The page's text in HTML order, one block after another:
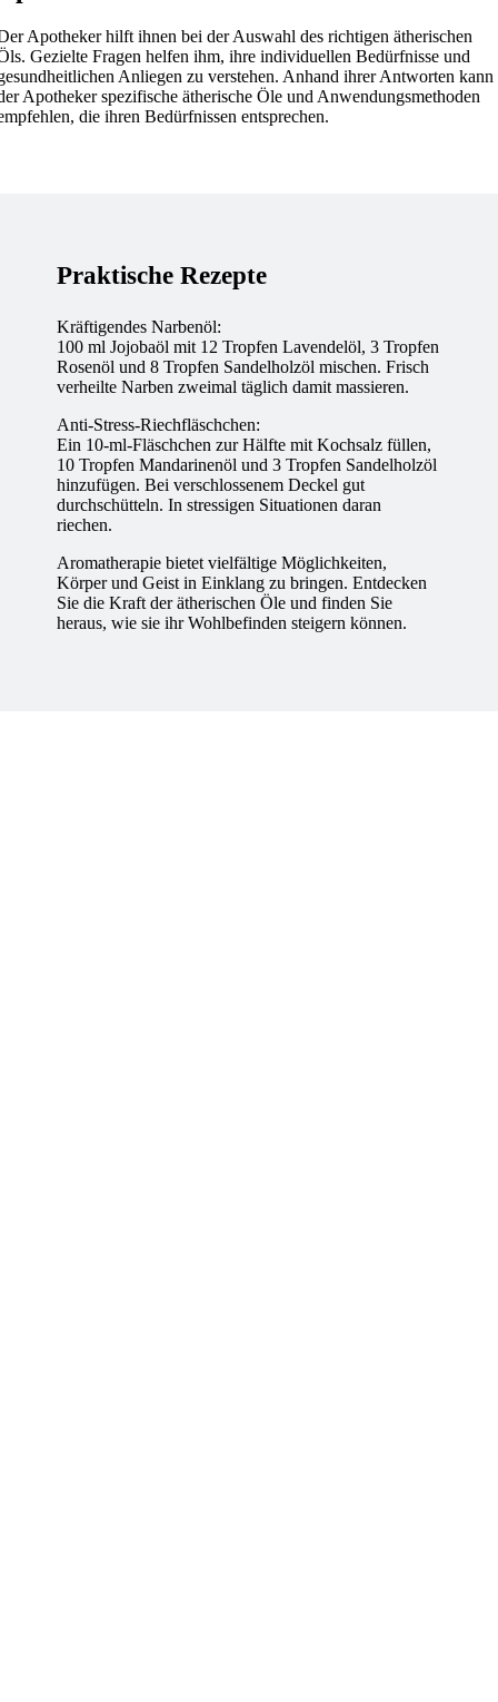
Apotheker hilft ihnen bei der Auswahl des richtigen ätherischen
Gezielte Fragen helfen ihm, ihre individuellen Bedürfnisse und
Anliegen zu verstehen. Anhand ihrer Antworten kann
Apotheker spezifische ätherische Öle und Anwendungsmethoden
die ihren Bedürfnissen entsprechen.
Praktische Rezepte
Kräftigendes Narbenöl:
100 ml Jojobaöl mit 12 Tropfen Lavendelöl, 3 Tropfen
Rosenöl und 8 Tropfen Sandelholzöl mischen. Frisch
verheilte Narben zweimal täglich damit massieren.
Anti-Stress-Riechfläschchen:
Ein 10-ml-Fläschchen zur Hälfte mit Kochsalz füllen,
10 Tropfen Mandarinenöl und 3 Tropfen Sandelholzöl
hinzufügen. Bei verschlossenem Deckel gut
durchschütteln. In stressigen Situationen daran
riechen.
Aromatherapie bietet vielfältige Möglichkeiten,
Körper und Geist in Einklang zu bringen. Entdecken
Sie die Kraft der ätherischen Öle und finden Sie
heraus, wie sie ihr Wohlbefinden steigern können.